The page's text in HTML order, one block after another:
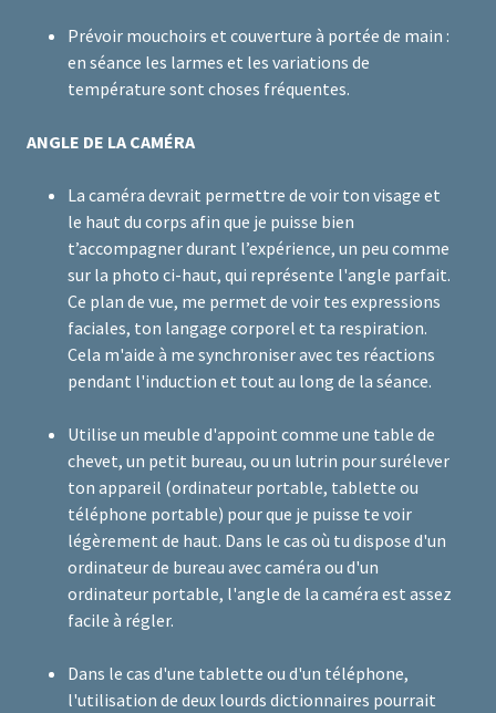
Prévoir mouchoirs et couverture à portée de main :
en séance les larmes et les variations de
température sont choses fréquentes.
ANGLE DE LA CAMÉRA
La caméra devrait permettre de voir ton visage et
le haut du corps afin que je puisse bien
t’accompagner durant l’expérience, un peu comme
sur la photo ci-haut, qui représente l'angle parfait.
Ce plan de vue, me permet de voir tes expressions
faciales, ton langage corporel et ta respiration.
Cela m'aide à me synchroniser avec tes réactions
pendant l'induction et tout au long de la séance.
Utilise un meuble d'appoint comme une table de
chevet, un petit bureau, ou un lutrin pour surélever
ton appareil (ordinateur portable, tablette ou
téléphone portable) pour que je puisse te voir
légèrement de haut. Dans le cas où tu dispose d'un
ordinateur de bureau avec caméra ou d'un
ordinateur portable, l'angle de la caméra est assez
facile à régler.
Dans le cas d'une tablette ou d'un téléphone,
l'utilisation de deux lourds dictionnaires pourrait